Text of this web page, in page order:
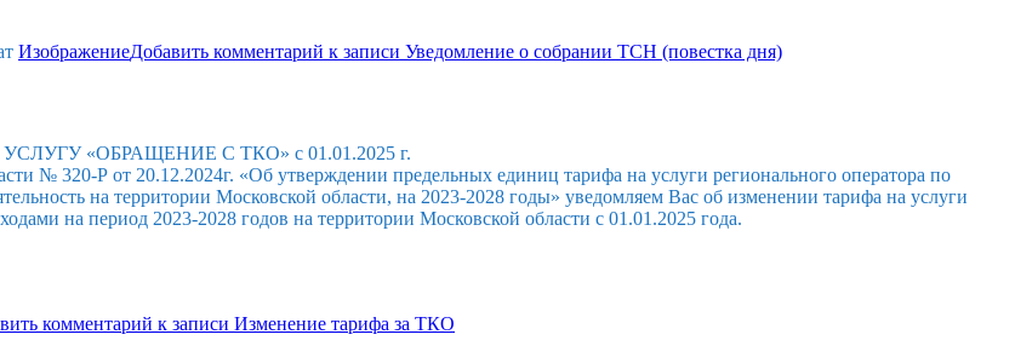
ИзображениеДобавить комментарий к записи Уведомление о собрании ТСН (повестка дня)
«ОБРАЩЕНИЕ С ТКО» с 01.01.2025 г.
№ 320-Р от 20.12.2024г. «Об утверждении предельных единиц тарифа на услуги регионального оператора по
на территории Московской области, на 2023-2028 годы» уведомляем Вас об изменении тарифа на услуги
на период 2023-2028 годов на территории Московской области с 01.01.2025 года.
комментарий к записи Изменение тарифа за ТКО